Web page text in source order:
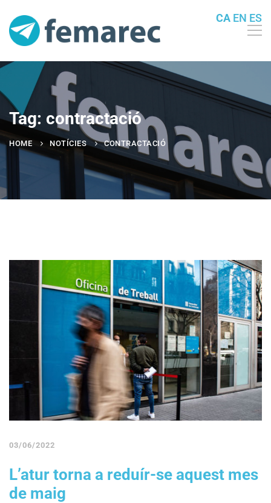
Tag: contractació
HOME NOTÍCIES CONTRACTACIÓ
03/06/2022
L’atur torna a reduír-se aquest mes
de maig
CA EN ES